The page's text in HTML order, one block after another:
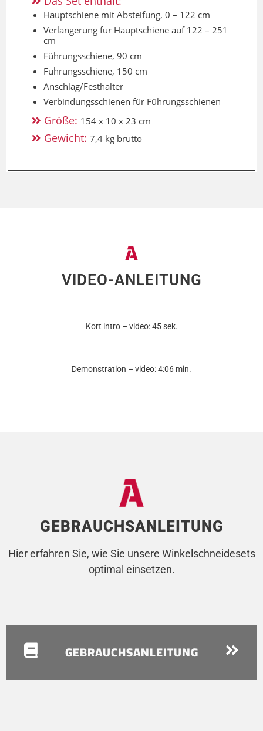
Hauptschiene mit Absteifung, 0 – 122 cm
Verlängerung für Hauptschiene auf 122 – 251
cm
Führungsschiene, 90 cm
Führungsschiene, 150 cm
Anschlag/Festhalter
Verbindungsschienen für Führungsschienen
Größe: 154 x 10 x 23 cm
Gewicht: 7,4 kg brutto
VIDEO-ANLEITUNG
Kort intro – video: 45 sek.
Demonstration – video: 4:06 min.
GEBRAUCHSANLEITUNG
Hier erfahren Sie, wie Sie unsere Winkelschneidesets
optimal einsetzen.
GEBRAUCHSANLEITUNG